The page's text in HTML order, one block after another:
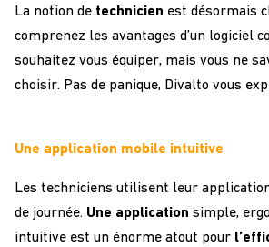
La notion de technicien est désormais
comprenez les avantages d’un logiciel
souhaitez vous équiper, mais vous ne
choisir. Pas de panique, Divalto vous
Une application mobile intuitive
Les techniciens utilisent leur
de journée. Une application simple,
intuitive est un énorme atout pour